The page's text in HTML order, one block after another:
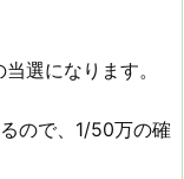
選になります。
ので、1/50万の確